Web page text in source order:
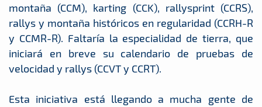
montaña (CCM), karting (CCK), rallysprint (CCRS),
rallys y montaña históricos en regularidad (CCRH-R
y CCMR-R). Faltaría la especialidad de tierra, que
iniciará en breve su calendario de pruebas de
velocidad y rallys (CCVT y CCRT).
Esta iniciativa está llegando a mucha gente de